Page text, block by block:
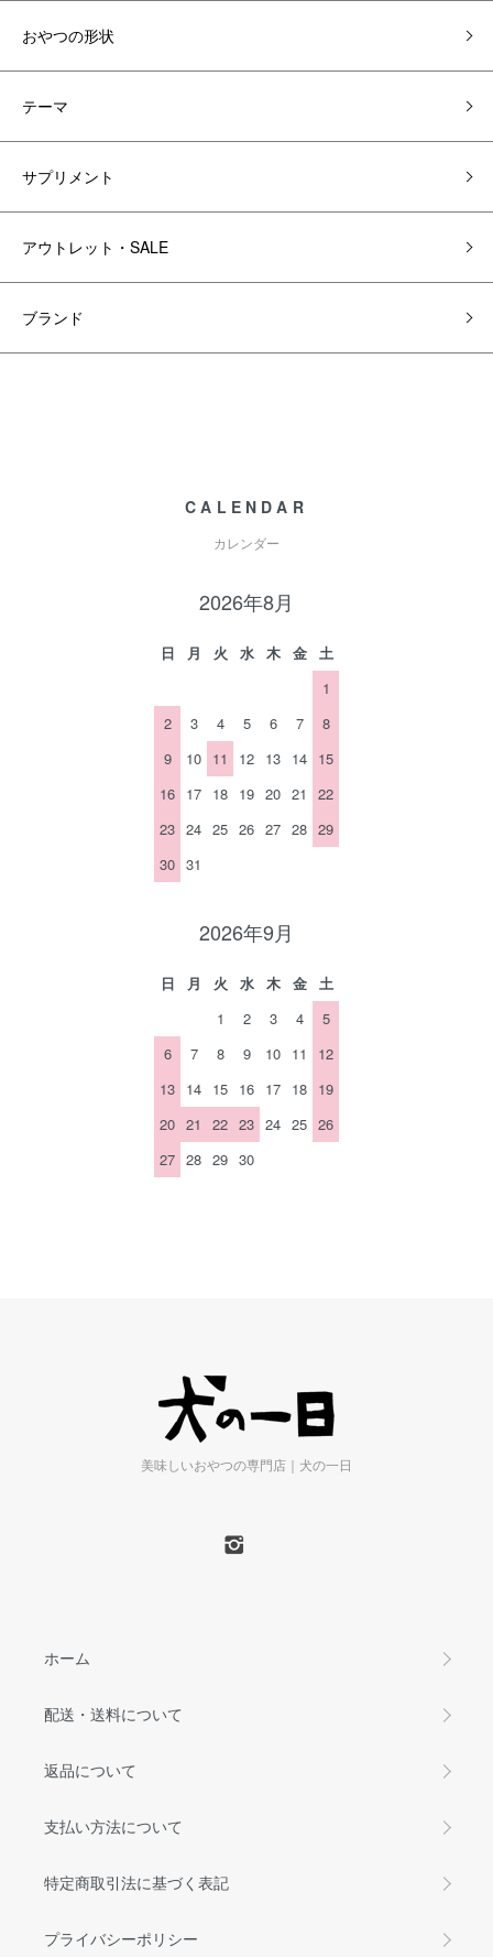
おやつの形状
テーマ
サプリメント
アウトレット・SALE
ブランド
CALENDAR
カレンダー
2026年8月
日 月 火 水 木 金
土
1
2
3 4 5 6 7
8
9
10 11 12 13 14 15
16 17 18 19 20 21
22
23 24 25 26 27 28 29
30 31
2026年9月
日 月 火 水 木 金
土
1
2 3 4
5
6
7 8 9 10 11
12
13 14 15 16 17 18 19
20 21 22 23 24 25 26
27 28 29 30
美味しいおやつの専門店｜犬の一日
ホーム
配送・送料について
返品について
支払い方法について
特定商取引法に基づく表記
プライバシーポリシー